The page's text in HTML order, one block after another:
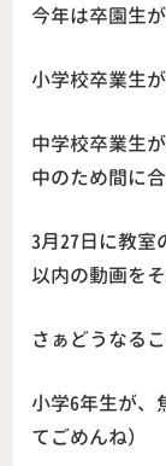
今年は卒園生
小学校卒業生
中学校卒業生
中のため間に
3月27日に教室
以内の動画を
さぁどうなる
小学6年生が、
てごめんね）